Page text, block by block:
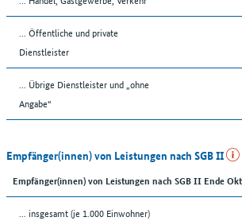
... Öffentliche und private
Dienstleister
... Übrige Dienstleister und „ohne
Angabe“
Empfänger(innen) von Leistungen nach SGB II
Empfänger(innen) von Leistungen nach SGB II Ende
... insgesamt (je 1.000 Einwohner)